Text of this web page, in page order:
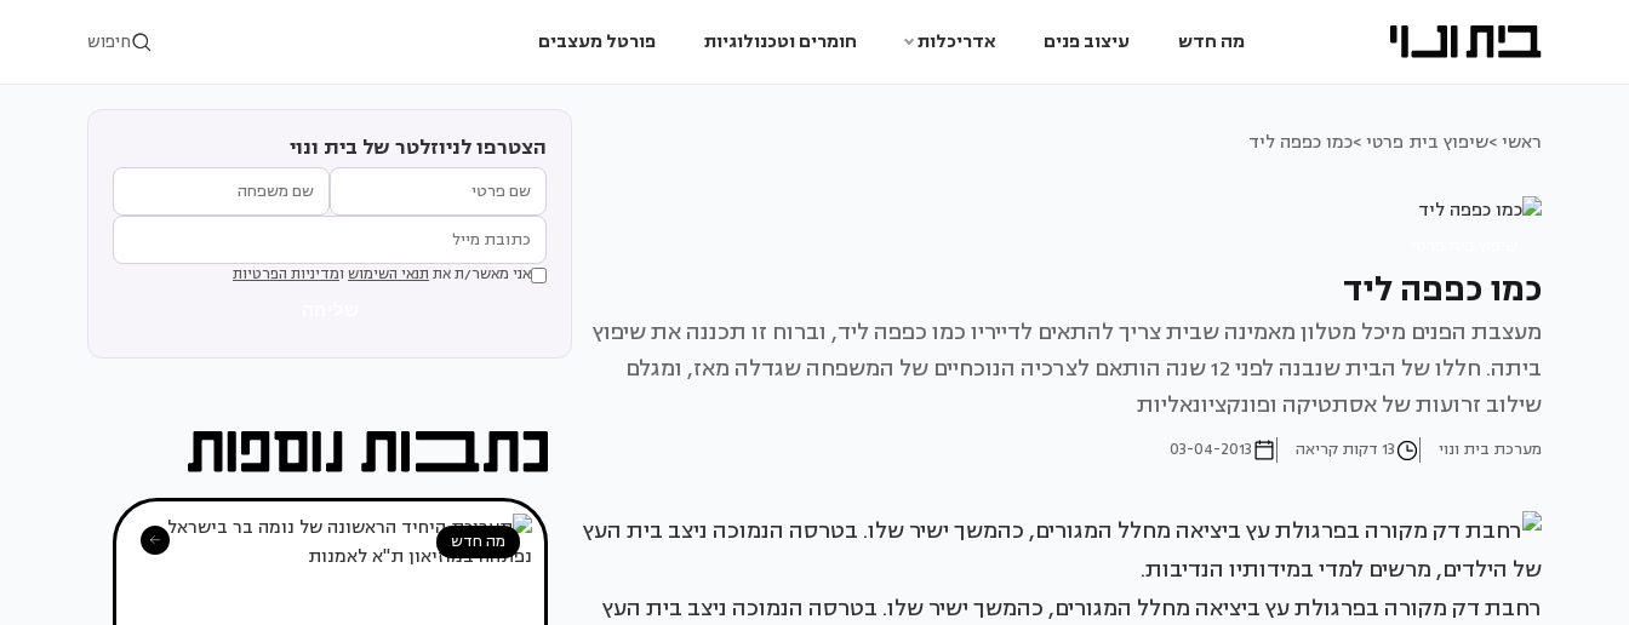
מה חדש עיצוב פנים אדריכלות חומרים וטכנולוגיות פורטל מעצבים חיפוש
ראשי >שיפוץ בית פרטי >כמו כפפה ליד
כמו כפפה ליד
מעצבת הפנים מיכל מטלון מאמינה שבית צריך להתאים לדייריו כמו כפפה ליד, וברוח זו תכננה את שיפוץ
ביתה. חללו של הבית שנבנה לפני 12 שנה הותאם לצרכיה הנוכחיים של המשפחה שגדלה מאז, ומגלם
שילוב זרועות של אסתטיקה ופונקציונאליות
מערכת בית ונוי 13 דקות קריאה 03-04-2013
רחבת דק מקורה בפרגולת עץ ביציאה מחלל המגורים, כהמשך ישיר שלו. בטרסה הנמוכה ניצב בית העץ
הצטרפו לניוזלטר של בית ונוי
אני מאשר/ת את תנאי השימוש ומדיניות הפרטיות
מה חדש